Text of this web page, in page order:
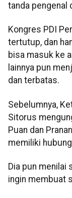
tanda pengenal
Kongres PDI
tertutup, dan
bisa masuk ke
lainnya pun
dan terbatas.
Sebelumnya,
Sitorus
Puan dan
memiliki
Dia pun menilai
ingin membuat